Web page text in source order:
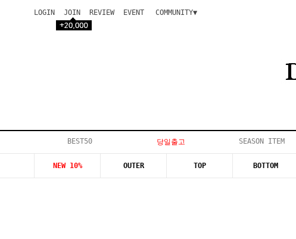
LOGIN JOIN REVIEW EVENT
COMMUNITY▼
입고지연
BEST50 당일출고 SEASON ITEM
NEW 10% OUTER TOP BOTTOM